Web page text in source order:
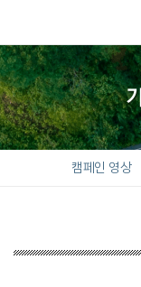
캠페인 영상